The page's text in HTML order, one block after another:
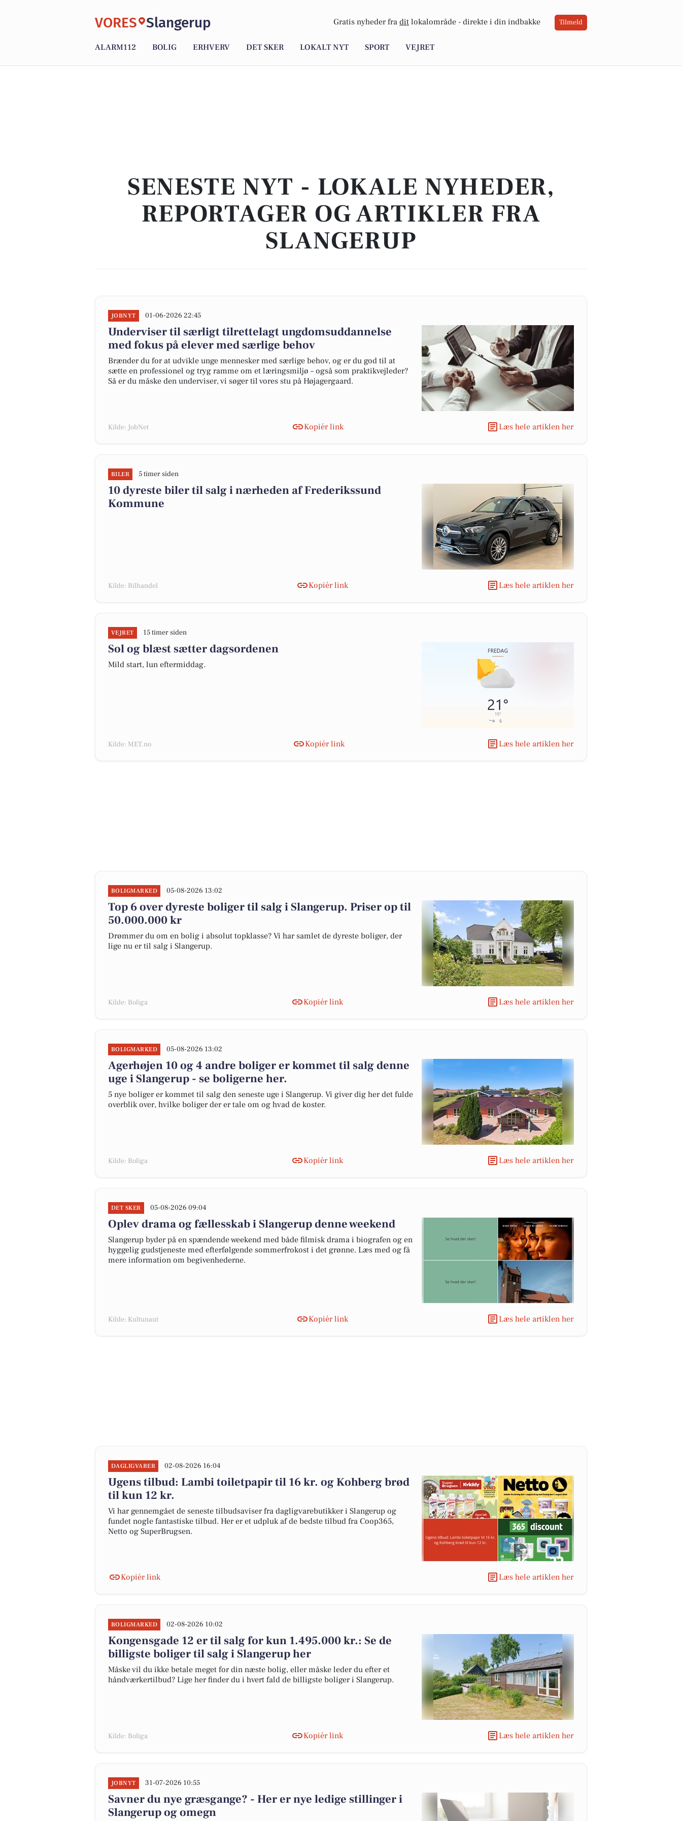
VORES Slangerup Gratis nyheder fra dit lokalområde - direkte i din indbakke Tilmeld
ALARM112 BOLIG ERHVERV DET SKER LOKALT NYT SPORT VEJRET
SENESTE NYT - LOKALE NYHEDER,
REPORTAGER OG ARTIKLER FRA
SLANGERUP
JOBNYT 01-06-2026 22:45
Underviser til særligt tilrettelagt ungdomsuddannelse
med fokus på elever med særlige behov
Brænder du for at udvikle unge mennesker med særlige behov, og er du god til at
sætte en professionel og tryg ramme om et læringsmiljø – også som praktikvejleder?
Så er du måske den underviser, vi søger til vores stu på Højagergaard.
Kilde: JobNet Kopiér link Læs hele artiklen her
BILER 5 timer siden
10 dyreste biler til salg i nærheden af Frederikssund
Kommune
Kilde: Bilhandel Kopiér link Læs hele artiklen her
VEJRET 15 timer siden
Sol og blæst sætter dagsordenen
Mild start, lun eftermiddag.
Kilde: MET.no Kopiér link Læs hele artiklen her
BOLIGMARKED 05-08-2026 13:02
Top 6 over dyreste boliger til salg i Slangerup. Priser op til
50.000.000 kr
Drømmer du om en bolig i absolut topklasse? Vi har samlet de dyreste boliger, der
lige nu er til salg i Slangerup.
Kilde: Boliga Kopiér link Læs hele artiklen her
BOLIGMARKED 05-08-2026 13:02
Agerhøjen 10 og 4 andre boliger er kommet til salg denne
uge i Slangerup - se boligerne her.
5 nye boliger er kommet til salg den seneste uge i Slangerup. Vi giver dig her det fulde
overblik over, hvilke boliger der er tale om og hvad de koster.
Kilde: Boliga Kopiér link Læs hele artiklen her
DET SKER 05-08-2026 09:04
Oplev drama og fællesskab i Slangerup denne weekend
Slangerup byder på en spændende weekend med både filmisk drama i biografen og en
hyggelig gudstjeneste med efterfølgende sommerfrokost i det grønne. Læs med og få
mere information om begivenhederne.
Kilde: Kultunaut Kopiér link Læs hele artiklen her
DAGLIGVARER 02-08-2026 16:04
Ugens tilbud: Lambi toiletpapir til 16 kr. og Kohberg brød
til kun 12 kr.
Vi har gennemgået de seneste tilbudsaviser fra dagligvarebutikker i Slangerup og
fundet nogle fantastiske tilbud. Her er et udpluk af de bedste tilbud fra Coop365,
Netto og SuperBrugsen.
Kopiér link Læs hele artiklen her
BOLIGMARKED 02-08-2026 10:02
Kongensgade 12 er til salg for kun 1.495.000 kr.: Se de
billigste boliger til salg i Slangerup her
Måske vil du ikke betale meget for din næste bolig, eller måske leder du efter et
håndværkertilbud? Lige her finder du i hvert fald de billigste boliger i Slangerup.
Kilde: Boliga Kopiér link Læs hele artiklen her
JOBNYT 31-07-2026 10:55
Savner du nye græsgange? - Her er nye ledige stillinger i
Slangerup og omegn